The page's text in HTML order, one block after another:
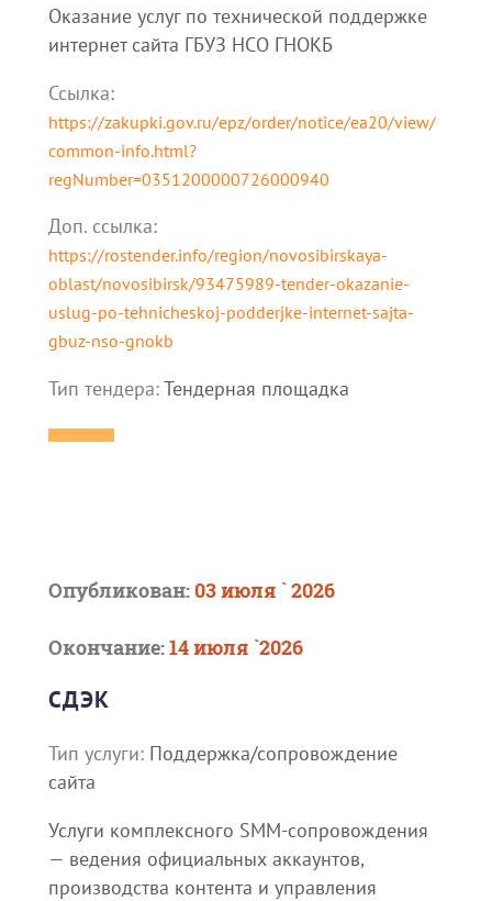
Оказание услуг по технической поддержке
интернет сайта ГБУЗ НСО ГНОКБ
Ссылка:
https://zakupki.gov.ru/epz/order/notice/ea20/view/
common-info.html?
regNumber=0351200000726000940
Доп. cсылка:
https://rostender.info/region/novosibirskaya-
oblast/novosibirsk/93475989-tender-okazanie-
uslug-po-tehnicheskoj-podderjke-internet-sajta-
gbuz-nso-gnokb
Тип тендера:Тендерная площадка
Опубликован:03 июля ` 2026
Окончание:14 июля `2026
СДЭК
Тип услуги: Поддержка/сопровождение
сайта
Услуги комплексного SMM-сопровождения
— ведения официальных аккаунтов,
производства контента и управления